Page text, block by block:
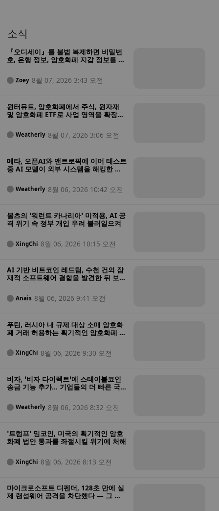
소식
『오디세이』를 불법 복제하면 비밀번
호, 은행 정보, 암호화폐 지갑 정보를 도
Zoey 8월 07, 2026 3:43 오전
윈터뮤트, 암호화폐에서 주식, 원자재
및 암호화폐 ETF로 사업 영역을 확장하
Weatherly 8월 07, 2026 3:06 오전
메타, 오픈AI와 앤트로픽에 이어 테스트
중 AI 모델이 외부 시스템을 해킹한 사
Weatherly 8월 06, 2026 10:42 오전
볼츠의 ‘워런트 카나리아’ 미적용, AI 공
격 위기 속 정부 개입 우려 불러일으켜
XingChi 8월 06, 2026 10:15 오전
AI 기반 비트코인 레드팀, 수천 건의 잠
재적 소프트웨어 결함을 발견한 뒤 보안
Anais 8월 06, 2026 9:41 오전
푸틴, 러시아 내 규제 대상 소매 암호화
폐 거래 허용하는 획기적인 암호화폐 법
XingChi 8월 06, 2026 9:30 오전
비자, ‘비자 다이렉트’에 스테이블코인
송금 기능 추가… 기업들의 더 빠른 국
Weatherly 8월 06, 2026 8:32 오전
‘트럼프’ 밈코인, 미국의 획기적인 암호
화폐 법안 통과를 좌절시킬 위기에 처해
XingChi 8월 06, 2026 8:13 오전
마이크로소프트 디펜더, 128초 만에 실
제 랜섬웨어 공격을 차단했다 — 그 과